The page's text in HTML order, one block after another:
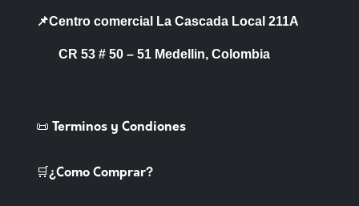
📌Centro comercial La Cascada Local 211A
CR 53 # 50 – 51 Medellin, Colombia
📜 Terminos y Condiones
🛒¿Como Comprar?